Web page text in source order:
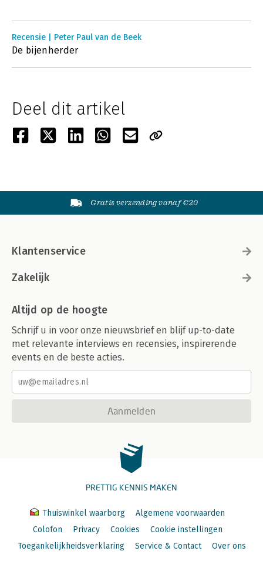
Recensie | Peter Paul van de Beek
De bijenherder
Deel dit artikel
Gratis verzending vanaf €20
Klantenservice
Zakelijk
Altijd op de hoogte
Schrijf u in voor onze nieuwsbrief en blijf up-to-date
met relevante interviews en recensies, inspirerende
events en de beste acties.
Aanmelden
PRETTIG KENNIS MAKEN
Thuiswinkel waarborg
Algemene voorwaarden
Colofon
Privacy Cookies
Cookie instellingen
Toegankelijkheidsverklaring
Service & Contact Over ons